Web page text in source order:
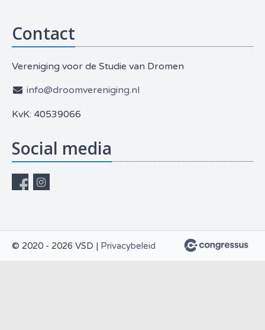
Contact
Vereniging voor de Studie van Dromen
info@droomvereniging.nl
KvK: 40539066
Social media
© 2020 - 2026 VSD | Privacybeleid